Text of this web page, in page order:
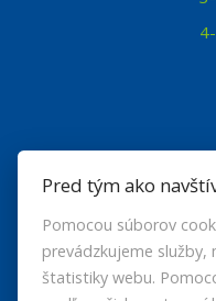
Pred tým ako
Pomocou súborov
prevádzkujeme služby,
štatistiky webu.